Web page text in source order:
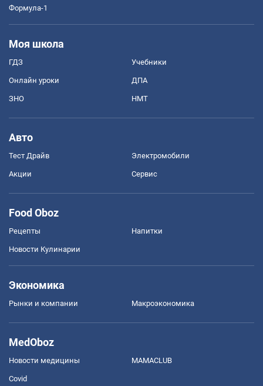
Формула-1
Моя школа
ГДЗ Учебники
Онлайн уроки ДПА
ЗНО НМТ
Авто
Тест Драйв Электромобили
Акции Сервис
Food Oboz
Рецепты Напитки
Новости Кулинарии
Экономика
Рынки и компании Mакроэкономика
MedOboz
Новости медицины MAMACLUB
Covid